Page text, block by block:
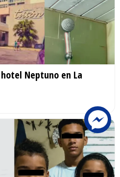
Neptuno en La